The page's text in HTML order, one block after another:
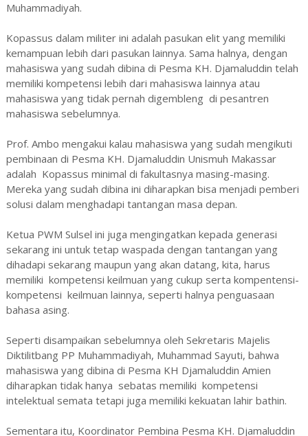
Muhammadiyah.
Kopassus dalam militer ini adalah pasukan elit yang memiliki
kemampuan lebih dari pasukan lainnya. Sama halnya, dengan
mahasiswa yang sudah dibina di Pesma KH. Djamaluddin telah
memiliki kompetensi lebih dari mahasiswa lainnya atau
mahasiswa yang tidak pernah digembleng di pesantren
mahasiswa sebelumnya.
Prof. Ambo mengakui kalau mahasiswa yang sudah mengikuti
pembinaan di Pesma KH. Djamaluddin Unismuh Makassar
adalah Kopassus minimal di fakultasnya masing-masing.
Mereka yang sudah dibina ini diharapkan bisa menjadi pemberi
solusi dalam menghadapi tantangan masa depan.
Ketua PWM Sulsel ini juga mengingatkan kepada generasi
sekarang ini untuk tetap waspada dengan tantangan yang
dihadapi sekarang maupun yang akan datang, kita, harus
memiliki kompetensi keilmuan yang cukup serta kompentensi-
kompetensi keilmuan lainnya, seperti halnya penguasaan
bahasa asing.
Seperti disampaikan sebelumnya oleh Sekretaris Majelis
Diktilitbang PP Muhammadiyah, Muhammad Sayuti, bahwa
mahasiswa yang dibina di Pesma KH Djamaluddin Amien
diharapkan tidak hanya sebatas memiliki kompetensi
intelektual semata tetapi juga memiliki kekuatan lahir bathin.
Sementara itu, Koordinator Pembina Pesma KH. Djamaluddin